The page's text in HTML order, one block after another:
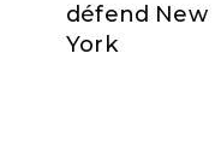
défend New
York